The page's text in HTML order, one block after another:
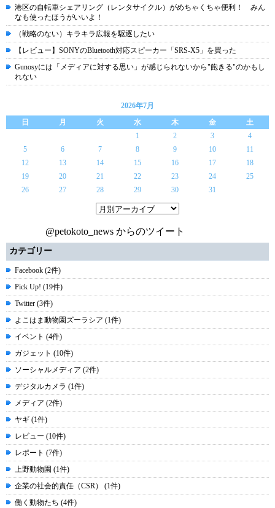
港区の自転車シェアリング（レンタサイクル）がめちゃくちゃ便利！ みん
なも使ったほうがいいよ！
（戦略のない）キラキラ広報を駆逐したい
【レビュー】SONYのBluetooth対応スピーカー「SRS-X5」を買った
Gunosyには「メディアに対する思い」が感じられないから"飽きる"のかもし
れない
2026年7月
日
月 火 水 木 金
土
1
2 3
4
5
6 7 8 9 10
11
12
13 14 15 16 17
18
19
20 21 22 23 24
25
26
27 28 29 30 31
@petokoto_news からのツイート
カテゴリー
Facebook (2件)
Pick Up! (19件)
Twitter (3件)
よこはま動物園ズーラシア (1件)
イベント (4件)
ガジェット (10件)
ソーシャルメディア (2件)
デジタルカメラ (1件)
メディア (2件)
ヤギ (1件)
レビュー (10件)
レポート (7件)
上野動物園 (1件)
企業の社会的責任（CSR） (1件)
働く動物たち (4件)